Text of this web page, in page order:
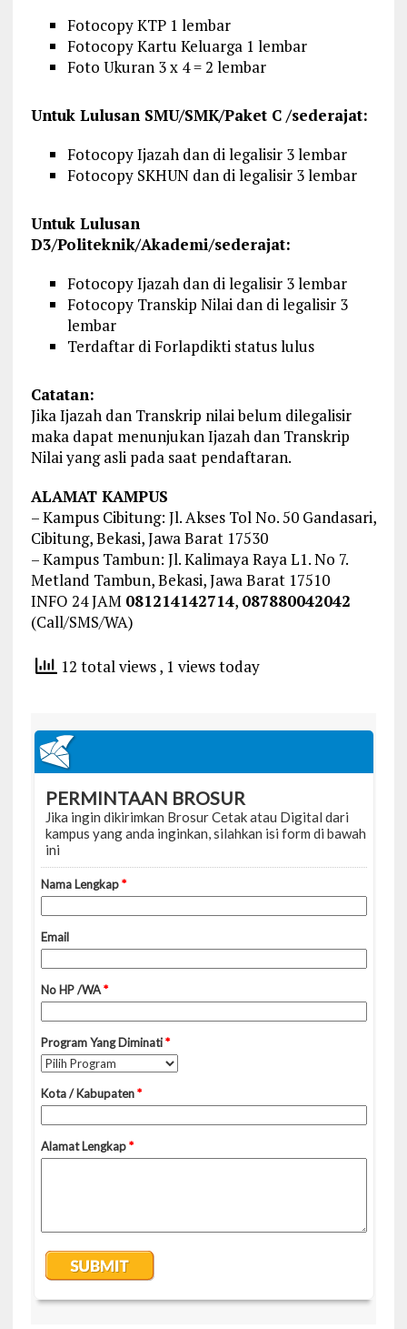
Fotocopy KTP 1 lembar
Fotocopy Kartu Keluarga 1 lembar
Foto Ukuran 3 x 4 = 2 lembar
Untuk Lulusan SMU/SMK/Paket C /sederajat:
Fotocopy Ijazah dan di legalisir 3 lembar
Fotocopy SKHUN dan di legalisir 3 lembar
Untuk Lulusan
D3/Politeknik/Akademi/sederajat:
Fotocopy Ijazah dan di legalisir 3 lembar
Fotocopy Transkip Nilai dan di legalisir 3
lembar
Terdaftar di Forlapdikti status lulus
Catatan:
Jika Ijazah dan Transkrip nilai belum dilegalisir
maka dapat menunjukan Ijazah dan Transkrip
Nilai yang asli pada saat pendaftaran.
ALAMAT KAMPUS
– Kampus Cibitung: Jl. Akses Tol No. 50 Gandasari,
Cibitung, Bekasi, Jawa Barat 17530
– Kampus Tambun: Jl. Kalimaya Raya L1. No 7.
Metland Tambun, Bekasi, Jawa Barat 17510
INFO 24 JAM 081214142714, 087880042042
(Call/SMS/WA)
12 total views, 1 views today